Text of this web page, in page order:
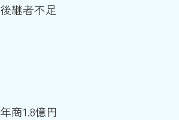
後継者不足
年商1.8億円